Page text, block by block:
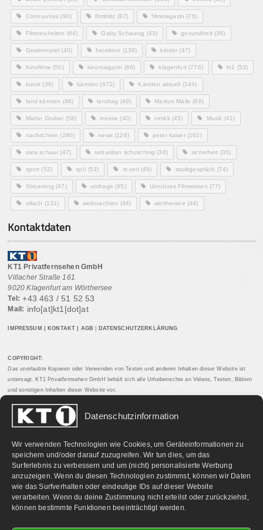
Datenschutzinformation
Wir verwenden Technologien wie Cookies, um Geräteinformationen zu
speichern und/oder darauf zuzugreifen. Wir tun dies, um das
Surferlebnis zu verbessern und um (nicht) personalisierte Werbung
anzuzeigen. Wenn du diesen Technologien zustimmst, können wir Daten
wie das Surfverhalten oder eindeutige IDs auf dieser Website
verarbeiten. Wenn du deine Zustimmung nicht erteilst oder zurückziehst,
können bestimmte Funktionen beeinträchtigt werden.
Coronavirus (90) filmblitz (87) filmmagazin (76)
Filmneuheiten (64) Gaby Schaunig (43) gesundheit(36)
Gewinnspiel (40) heimkino (138) kinder (47)
Kinofilme (50) kinomagazin (69) klagenfurt(776) kt1 (53)
kunst (38) kärnten (672) Kärnten aktuell (144)
land kärnten (46) landtag (49) Markus Malle (68)
Martin Gruber (58) messe (40) mmkk(45) Musik (41)
nachrichten (280) news(126) peter kaiser(162)
sara schaar (47) sebastian schuschnig (38) sicherheit (36)
sport (52) spö (53) st.veit(49) stadtgespräch (74)
Streaming (47) umfrage (45) Unnützes Filmwissen (77)
villach (131) weihnachten (44) wörthersee (44)
Kontaktdaten
KT1 Privatfernsehen GmbH
Villacher Straße 161
9020 Klagenfurt am Wörthersee
Tel: +43 463 / 51 52 53
Mail: info[at]kt1[dot]at
IMPRESSUM KONTAKT AGB DATENSCHUTZERKLÄRUNG
COPYRIGHT:
Das unerlaubte Kopieren oder Verwenden von Texten und anderen Inhalten dieser Website ist
untersagt. KT1 Privatfernsehen GmbH behält sich alle Urheberrechte an Videos, Texten, Bildern
und sonstigen Inhalten dieser Website vor.
PARTNERLINKS: